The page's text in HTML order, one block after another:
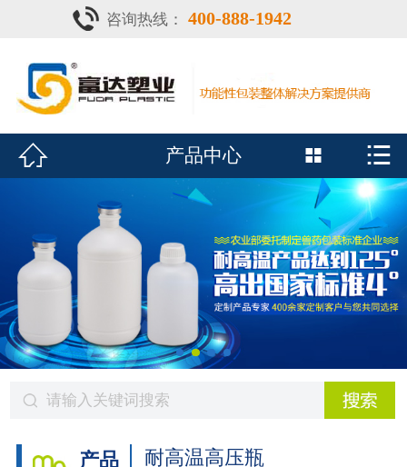
 首页
鑫富达资质
案例•新闻
展会风采
咨询热线： 400-888-1942
 产品中心  
产品
耐高温高压瓶